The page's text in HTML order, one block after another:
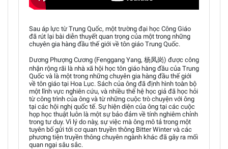
Sau áp lực từ Trung Quốc, một trường đại học Công Giáo
đã rút lại bài diễn thuyết quan trọng của một trong những
chuyên gia hàng đầu thế giới về tôn giáo Trung Quốc.
Dương Phượng Cương (Fenggang Yang, 杨凤岗) được công
nhận rộng rãi là nhà xã hội học tôn giáo hàng đầu của Trung
Quốc và là một trong những chuyên gia hàng đầu thế giới
về tôn giáo tại Hoa Lục. Sách của ông đã định hình toàn bộ
một lĩnh vực nghiên cứu, và nhiều thế hệ học giả đã học hỏi
từ công trình của ông và từ những cuộc trò chuyện với ông
tại các hội nghị quốc tế. Sự hiện diện của ông tại các cuộc
họp học thuật luôn là một sự bảo đảm về tính nghiêm chỉnh
trong tư duy. Vì lý do này, sự việc mà ông mô tả trong một
tuyên bố gửi tới cơ quan truyền thông Bitter Winter và các
phương tiện truyền thông chuyên ngành khác đã gây ra mối
quan ngại sâu sắc.